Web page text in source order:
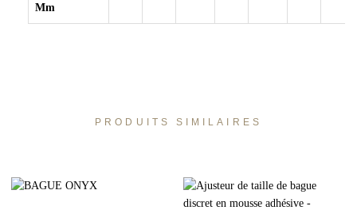
Mm
PRODUITS SIMILAIRES